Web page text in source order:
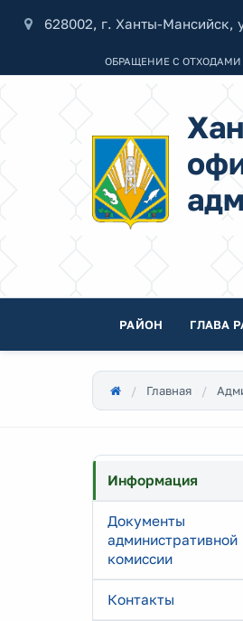
628002, г. Ханты-Мансийск,
ОБРАЩЕНИЕ С ОТХОДАМИ
РАЙОН ГЛАВА
Главная
Информация
Документы
административной
комиссии
Контакты